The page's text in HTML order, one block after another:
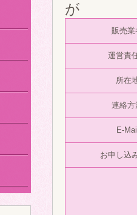
が
販売業
運営責
所在
連絡方
E-
お申し込